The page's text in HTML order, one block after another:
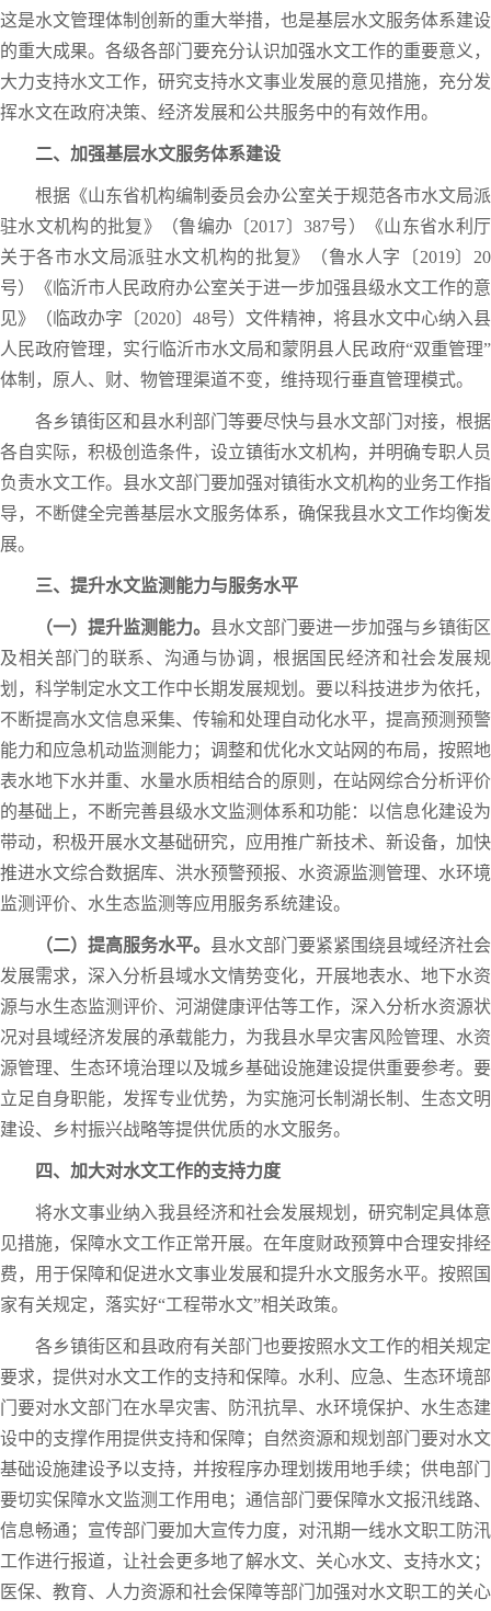
这是水文管理体制创新的重大举措，也是基层水文服务体系建设
的重大成果。各级各部门要充分认识加强水文工作的重要意义，
大力支持水文工作，研究支持水文事业发展的意见措施，充分发
挥水文在政府决策、经济发展和公共服务中的有效作用。
二、加强基层水文服务体系建设
根据《山东省机构编制委员会办公室关于规范各市水文局派
驻水文机构的批复》（鲁编办〔2017〕387号）《山东省水利厅
关于各市水文局派驻水文机构的批复》（鲁水人字〔2019〕20
号）《临沂市人民政府办公室关于进一步加强县级水文工作的意
见》（临政办字〔2020〕48号）文件精神，将县水文中心纳入县
人民政府管理，实行临沂市水文局和蒙阴县人民政府“双重管理”
体制，原人、财、物管理渠道不变，维持现行垂直管理模式。
各乡镇街区和县水利部门等要尽快与县水文部门对接，根据
各自实际，积极创造条件，设立镇街水文机构，并明确专职人员
负责水文工作。县水文部门要加强对镇街水文机构的业务工作指
导，不断健全完善基层水文服务体系，确保我县水文工作均衡发
展。
三、提升水文监测能力与服务水平
（一）提升监测能力。 县水文部门要进一步加强与乡镇街区
及相关部门的联系、沟通与协调，根据国民经济和社会发展规
划，科学制定水文工作中长期发展规划。要以科技进步为依托，
不断提高水文信息采集、传输和处理自动化水平，提高预测预警
能力和应急机动监测能力；调整和优化水文站网的布局，按照地
表水地下水并重、水量水质相结合的原则，在站网综合分析评价
的基础上，不断完善县级水文监测体系和功能：以信息化建设为
带动，积极开展水文基础研究，应用推广新技术、新设备，加快
推进水文综合数据库、洪水预警预报、水资源监测管理、水环境
监测评价、水生态监测等应用服务系统建设。
（二）提高服务水平。 县水文部门要紧紧围绕县域经济社会
发展需求，深入分析县域水文情势变化，开展地表水、地下水资
源与水生态监测评价、河湖健康评估等工作，深入分析水资源状
况对县域经济发展的承载能力，为我县水旱灾害风险管理、水资
源管理、生态环境治理以及城乡基础设施建设提供重要参考。要
立足自身职能，发挥专业优势，为实施河长制湖长制、生态文明
建设、乡村振兴战略等提供优质的水文服务。
四、加大对水文工作的支持力度
将水文事业纳入我县经济和社会发展规划，研究制定具体意
见措施，保障水文工作正常开展。在年度财政预算中合理安排经
费，用于保障和促进水文事业发展和提升水文服务水平。按照国
家有关规定，落实好“工程带水文”相关政策。
各乡镇街区和县政府有关部门也要按照水文工作的相关规定
要求，提供对水文工作的支持和保障。水利、应急、生态环境部
门要对水文部门在水旱灾害、防汛抗旱、水环境保护、水生态建
设中的支撑作用提供支持和保障；自然资源和规划部门要对水文
基础设施建设予以支持，并按程序办理划拨用地手续；供电部门
要切实保障水文监测工作用电；通信部门要保障水文报汛线路、
信息畅通；宣传部门要加大宣传力度，对汛期一线水文职工防汛
工作进行报道，让社会更多地了解水文、关心水文、支持水文；
医保、教育、人力资源和社会保障等部门加强对水文职工的关心